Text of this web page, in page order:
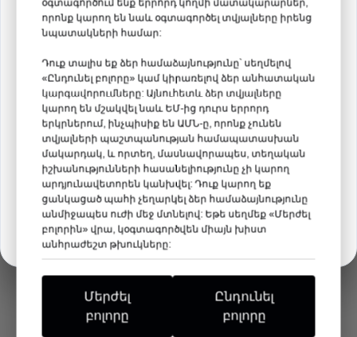
Թիվ 35 կրպակ
Կարդալ ավելին →
09
ՕՐԵՐ
04
ԺԱՄԵՐ
23
ՄԻՆ
59
ՎՐԿ
Մենք անհամբեր սպասում ենք ձեզ այնտեղ:
Հասկացա
օգտագործում ենք երրորդ կողմի մատակարարներ,
որոնք կարող են նաև օգտագործել տվյալները իրենց
նպատակների համար:
Դուք տալիս եք ձեր համաձայնությունը՝ սեղմելով
«Ընդունել բոլորը» կամ կիրառելով ձեր անհատական
​​կարգավորումները: Այնուհետև ձեր տվյալները
կարող են մշակվել նաև ԵՄ-ից դուրս երրորդ
երկրներում, ինչպիսիք են ԱՄՆ-ը, որոնք չունեն
տվյալների պաշտպանության համապատասխան
մակարդակ, և որտեղ, մասնավորապես, տեղական
իշխանությունների հասանելիությունը չի կարող
արդյունավետորեն կանխվել: Դուք կարող եք
ցանկացած պահի չեղարկել ձեր համաձայնությունը
անմիջապես ուժի մեջ մտնելով: Եթե ​​սեղմեք «Մերժել
բոլորին» վրա, կօգտագործվեն միայն խիստ
անհրաժեշտ թխուկները:
Մերժել
բոլորը
Ընդունել
բոլորը